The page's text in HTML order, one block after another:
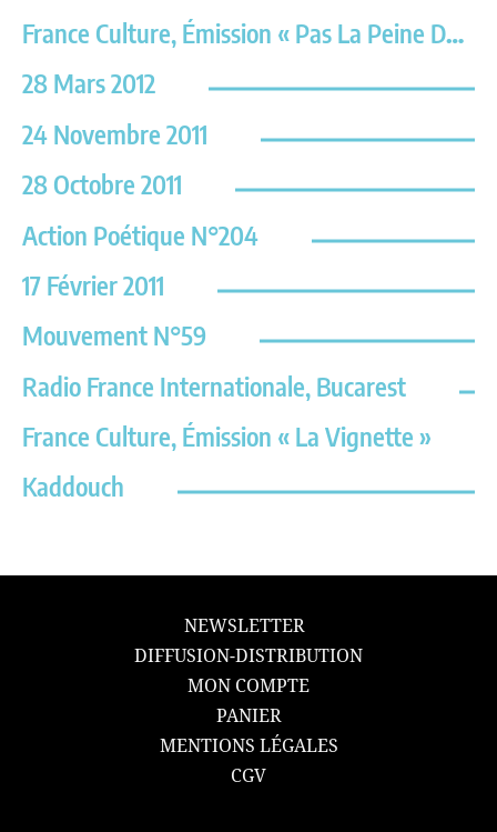
France Culture, Émission « Pas La Peine De Crier »
28 Mars 2012
24 Novembre 2011
28 Octobre 2011
Action Poétique N°204
17 Février 2011
Mouvement N°59
Radio France Internationale, Bucarest
France Culture, Émission « La Vignette »
Kaddouch
NEWSLETTER
DIFFUSION-DISTRIBUTION
MON COMPTE
PANIER
MENTIONS LÉGALES
CGV